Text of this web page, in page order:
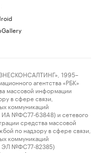
1995–
агентства «РБК»
массовой информации
в сфере связи,
коммуникаций
ИА №ФС77-63848) и сетевого
средства массовой
по надзору в сфере связи,
коммуникаций
ЭЛ №ФС77-82385)